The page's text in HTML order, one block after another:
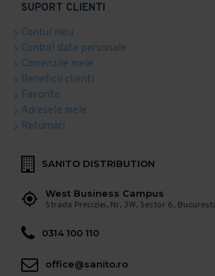
SUPORT CLIENTI
Contul meu
Control date personale
Comenzile mele
Beneficii clienti
Favorite
Adresele mele
Returnari
SANITO DISTRIBUTION
West Business Campus
Strada Preciziei, Nr, 3W, Sector 6, Bucuresti
0314 100 110
office@sanito.ro